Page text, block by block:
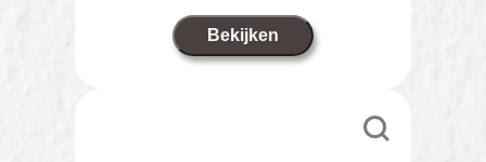
Bekijken